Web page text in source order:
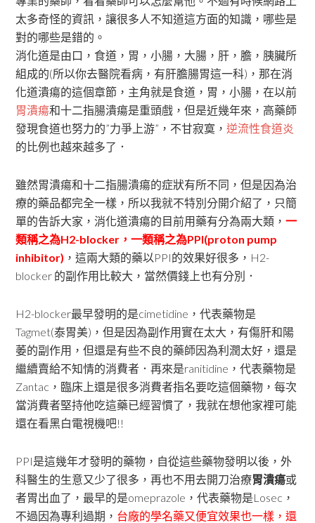
太多奇怪的資訊，讓很多人不知道這方面的知識，哪些是
對的哪些是錯的。
消化道是由口，食道，胃，小腸，大腸，肝，膽，胰臟所
組成的(所以你去醫院看病，有肝膽腸胃這一科)，那在消
化道潰瘍的這個章節，主角就是食道，胃，小腸，在以前
胃潰瘍和十二指腸潰瘍是重頭戲，但是近幾年來，高藥師
發現食道也努力的”力爭上游”，不甘寂寞，逆流性食道炎
的比例也越來越多了．
雖然胃潰瘍和十二指腸潰瘍的症狀有所不同，但是因為治
療的藥品都完全一樣，所以我就不特別分開介紹了，只簡
單的告訴大家，消化道潰瘍的目前用藥有分為兩大類，一
類稱之為H2-blocker，一類稱之為PPI(proton pump
inhibitor) ，這兩大類的藥以PPI的效果好很多，H2-
blocker 的副作用比較大，當然價錢上也有分別．
H2-blocker最早發明的是cimetidine，代表藥物是
Tagmet(泰胃美)，但是因為副作用實在太大，有傷肝和陽
萎的副作用，但還是有些不良的藥師因為利潤太好，還是
繼續賣給不知情的消費者．再來是ranitidine，代表藥物是
Zantac，臨床上還是很多消費者指名要吃這個藥物，每次
當消費者堅持他吃這藥已經習慣了，我就在想他家裡可能
還在看黑白電視機吧!!
PPI是這幾年才發明的藥物，自從這些藥物發明以後，外
科醫生的生意又少了很多，再也不用去開刀治療胃潰瘍或
者胃出血了，最早的是omeprazole，代表藥物是Losec，
不過因為專利過期， 台廠的學名藥又便宜效果也一樣，還